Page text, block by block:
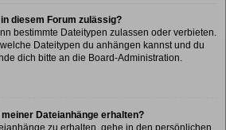
diesem Forum zulässig?
bestimmte Dateitypen zulassen oder verbieten.
Dateitypen du anhängen kannst und du
dich bitte an die Board-Administration.
Dateianhänge erhalten?
zu erhalten, gehe in den persönlichen